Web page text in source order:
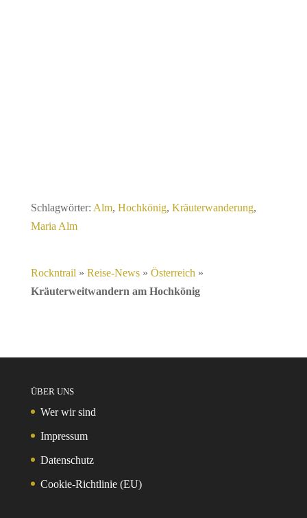
Schlagwörter: Alm, Hochkönig, Kräuterwanderung,
Maria Alm
Rockntrail » Reise-News» Österreich »
Kräuterweitwandern am Hochkönig
ÜBER UNS
Wer wir sind
Impressum
Datenschutz
Cookie-Richtlinie (EU)